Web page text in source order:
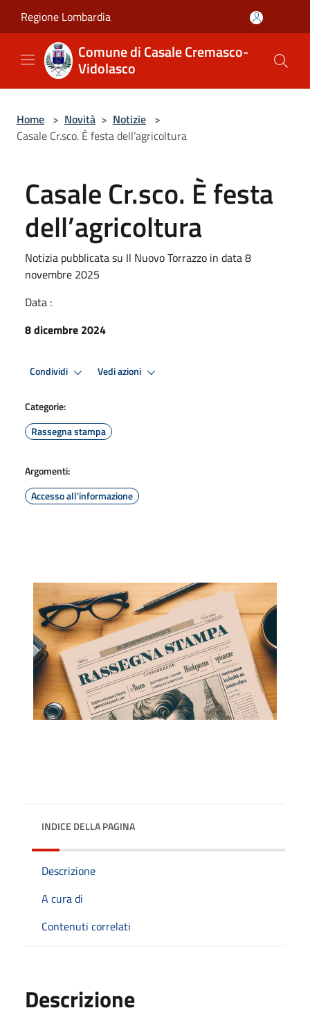
Regione Lombardia
Comune di Casale Cremasco-
Vidolasco
Home > Novità > Notizie >
Casale Cr.sco. È festa dell’agricoltura
Casale Cr.sco. È festa
dell’agricoltura
Notizia pubblicata su Il Nuovo Torrazzo in data 8
novembre 2025
Data :
8 dicembre 2024
Condividi Vedi azioni
Categorie:
Rassegna stampa
Argomenti:
Accesso all'informazione
INDICE DELLA PAGINA
Descrizione
A cura di
Contenuti correlati
Descrizione